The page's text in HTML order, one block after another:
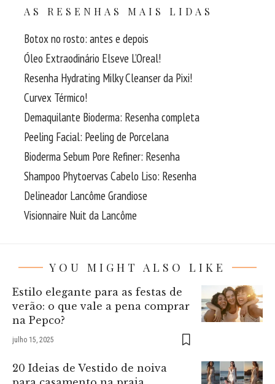
AS RESENHAS MAIS LIDAS
Botox no rosto: antes e depois
Óleo Extraodinário Elseve L’Oreal!
Resenha Hydrating Milky Cleanser da Pixi!
Curvex Térmico!
Demaquilante Bioderma: Resenha completa
Peeling Facial: Peeling de Porcelana
Bioderma Sebum Pore Refiner: Resenha
Shampoo Phytoervas Cabelo Liso: Resenha
Delineador Lancôme Grandiose
Visionnaire Nuit da Lancôme
YOU MIGHT ALSO LIKE
Estilo elegante para as festas de
verão: o que vale a pena comprar
na Pepco?
julho 15, 2025
20 Ideias de Vestido de noiva